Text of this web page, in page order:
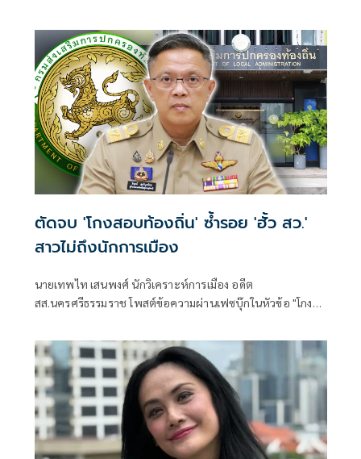
ตัดจบ 'โกงสอบท้องถิ่น' ซ้ำรอย 'ฮั้ว สว.'
สาวไม่ถึงนักการเมือง
นายเทพไท เสนพงศ์ นักวิเคราะห์การเมือง อดีต
สส.นครศรีธรรมราช โพสต์ข้อความผ่านเฟซบุ๊กในหัวข้อ "โกง